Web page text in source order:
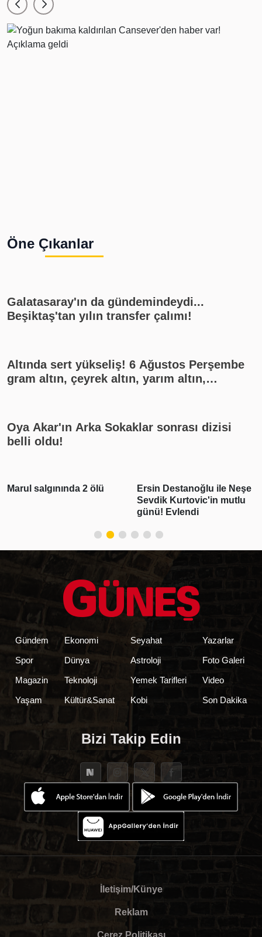
Öne Çıkanlar
Galatasaray'ın da gündemindeydi...
Beşiktaş'tan yılın transfer çalımı!
Altında sert yükseliş! 6 Ağustos Perşembe
gram altın, çeyrek altın, yarım altın,
Oya Akar'ın Arka Sokaklar sonrası dizisi
belli oldu!
Ersin Destanoğlu ile Neşe
Deniz Can Aktaş ve
Devrim Özkan aşk yaşıyor!
Romantik paylaşım geldi
Gündem
Spor
Magazin
Yaşam
Ekonomi
Dünya
Teknoloji
Kültür&Sanat
Seyahat
Astroloji
Yemek Tarifleri
Kobi
Yazarlar
Foto Galeri
Video
Son Dakika
Bizi Takip Edin
İletişim/Künye
Reklam
Çerez Politikası